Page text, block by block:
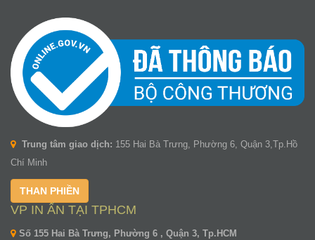
Trung tâm giao dịch: 155 Hai Bà Trưng, Phường 6, Quận 3,Tp.Hồ
Chí Minh
THAN PHIỀN
VP IN ẤN TẠI TPHCM
Số 155 Hai Bà Trưng, Phường 6 , Quận 3, Tp.HCM